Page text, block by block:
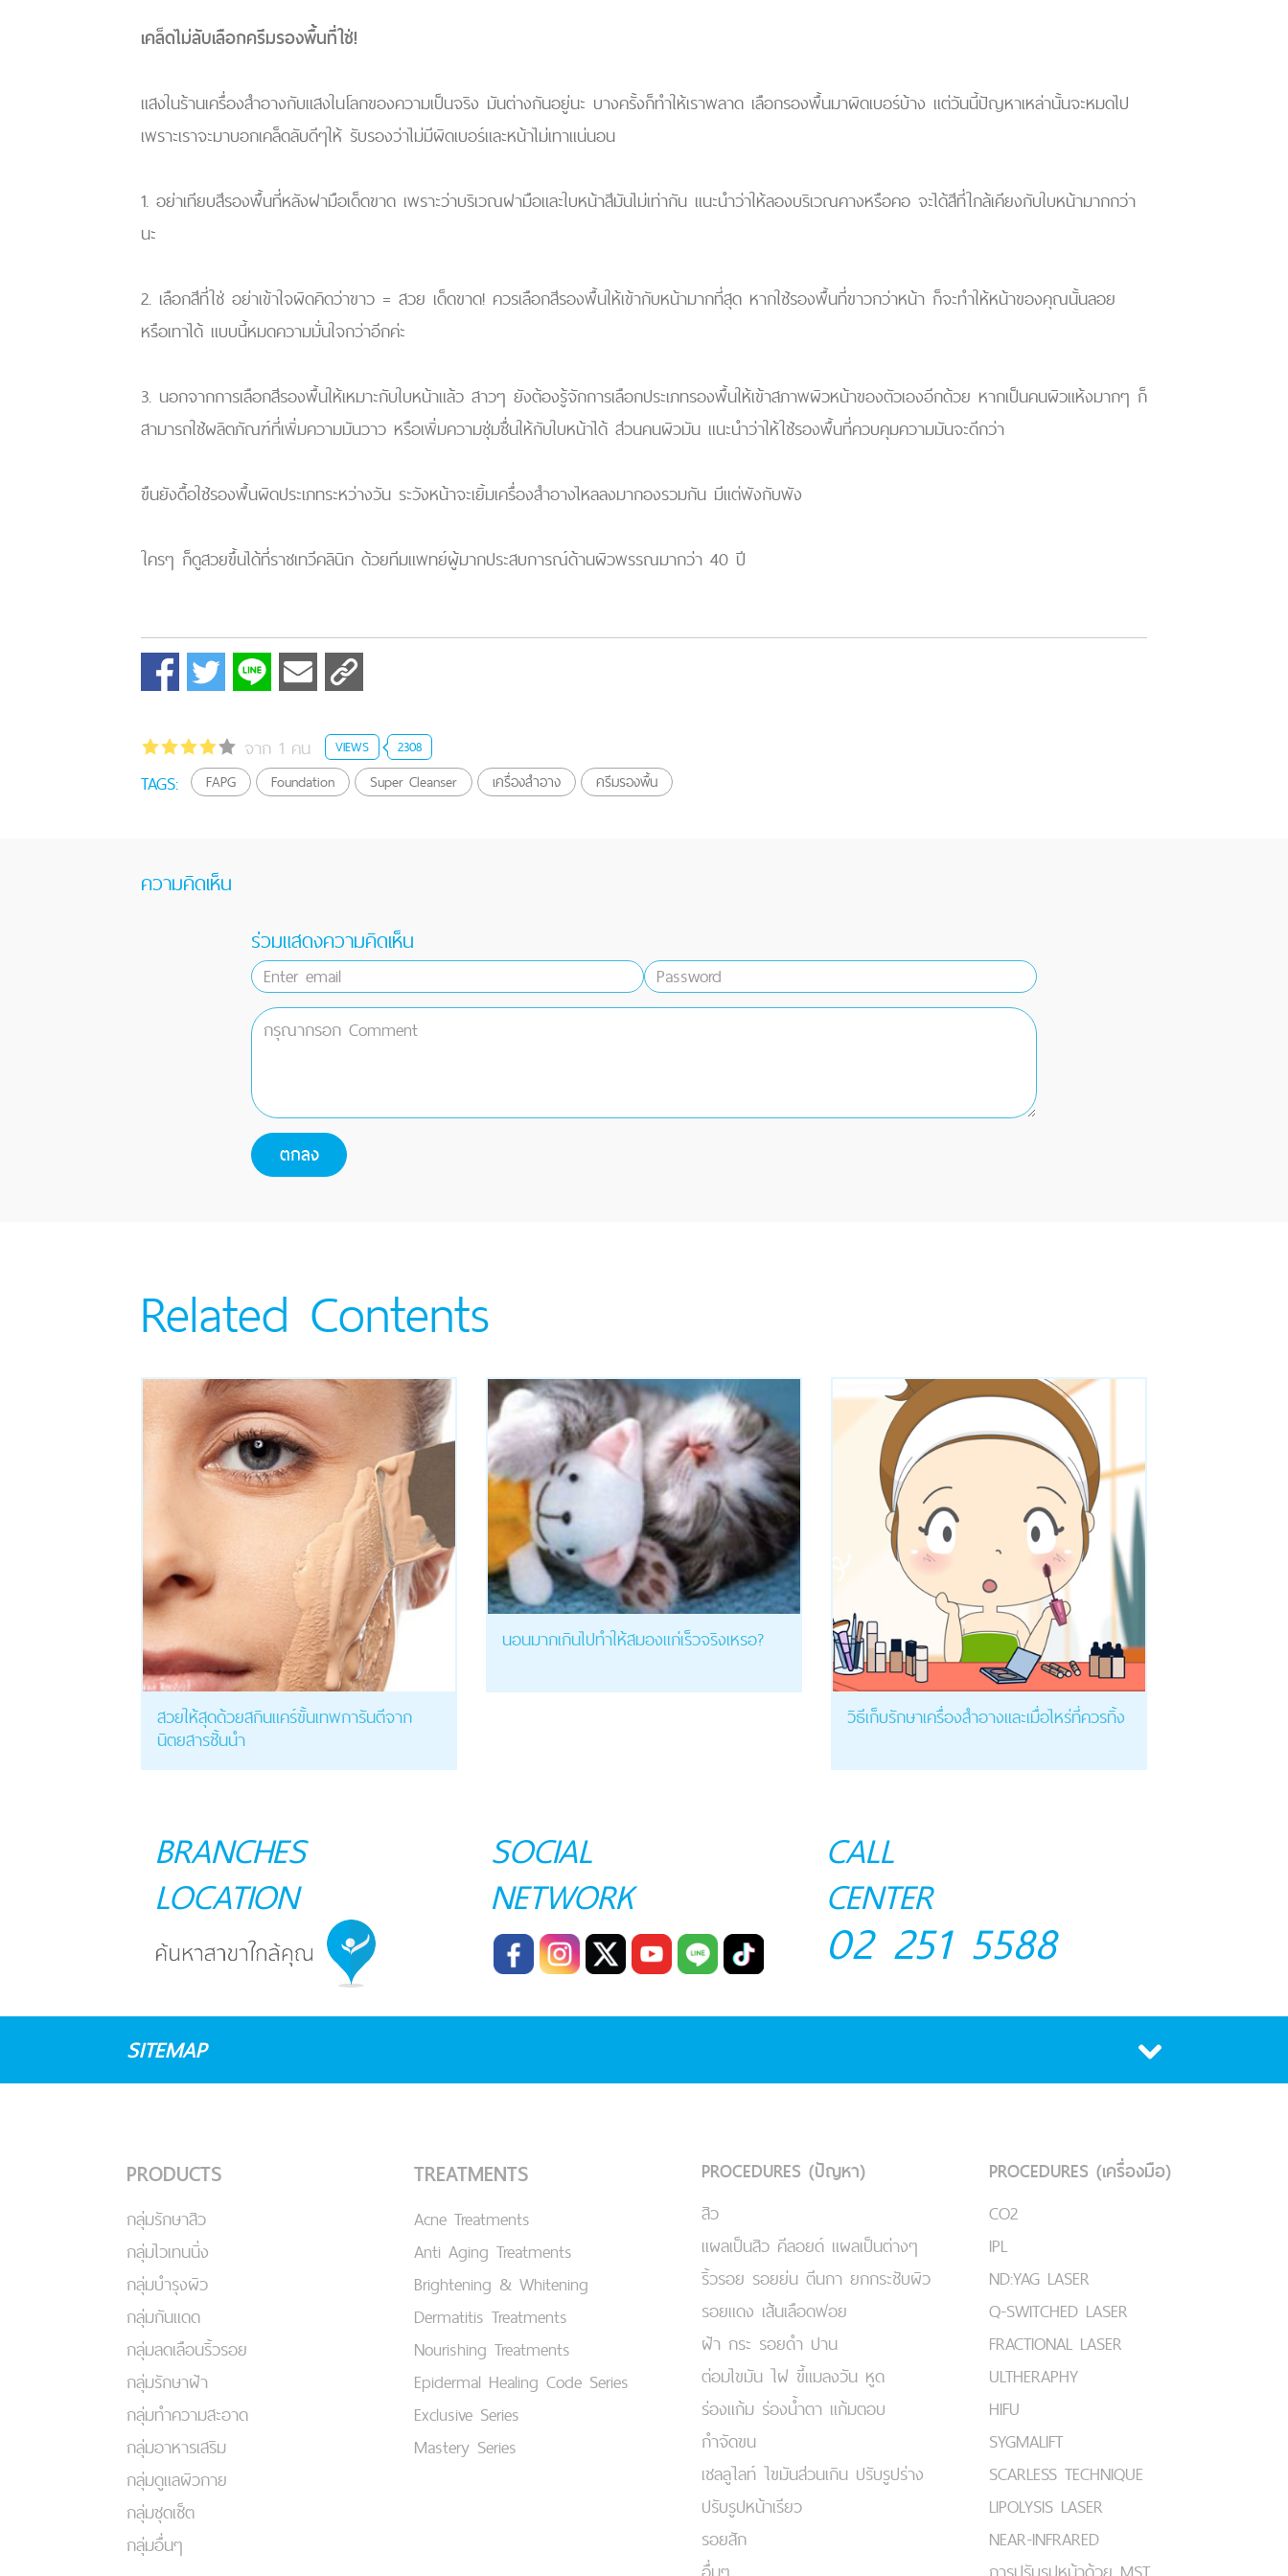
เคล็ดไม่ลับเลือกครีมรองพื้นที่ใช่!
แสงในร้านเครื่องสำอางกับแสงในโลกของความเป็นจริง มันต่างกันอยู่นะ บางครั้งก็ทำให้เราพลาด เลือกรองพื้นมาผิดเบอร์บ้าง แต่วันนี้ปัญหาเหล่านั้นจะหมดไป
เพราะเราจะมาบอกเคล็ดลับดีๆให้ รับรองว่าไม่มีผิดเบอร์และหน้าไม่เทาแน่นอน
1. อย่าเทียบสีรองพื้นที่หลังฝามือเด็ดขาด เพราะว่าบริเวณฝามือและใบหน้าสีมันไม่เท่ากัน แนะนำว่าให้ลองบริเวณคางหรือคอ จะได้สีที่ใกล้เคียงกับใบหน้ามากกว่า
นะ
2. เลือกสีที่ใช่ อย่าเข้าใจผิดคิดว่าขาว = สวย เด็ดขาด! ควรเลือกสีรองพื้นให้เข้ากับหน้ามากที่สุด หากใช้รองพื้นที่ขาวกว่าหน้า ก็จะทำให้หน้าของคุณนั้นลอย
หรือเทาได้ แบบนี้หมดความมั่นใจกว่าอีกค่ะ
3. นอกจากการเลือกสีรองพื้นให้เหมาะกับใบหน้าแล้ว สาวๆ ยังต้องรู้จักการเลือกประเภทรองพื้นให้เข้าสภาพผิวหน้าของตัวเองอีกด้วย หากเป็นคนผิวแห้งมากๆ ก็
สามารถใช้ผลิตภัณฑ์ที่เพิ่มความมันวาว หรือเพิ่มความชุ่มชื่นให้กับใบหน้าได้ ส่วนคนผิวมัน แนะนำว่าให้ใช้รองพื้นที่ควบคุมความมันจะดีกว่า
ขืนยังดื้อใช้รองพื้นผิดประเภทระหว่างวัน ระวังหน้าจะเยิ้มเครื่องสำอางไหลลงมากองรวมกัน มีแต่พังกับพัง
ใครๆ ก็ดูสวยขึ้นได้ที่ราชเทวีคลินิก ด้วยทีมแพทย์ผู้มากประสบการณ์ด้านผิวพรรณมากว่า 40 ปี
จาก 1 คน VIEWS 2308
TAGS: FAPG Foundation Super Cleanser เครื่องสำอาง ครีมรองพื้น
ความคิดเห็น
ร่วมแสดงความคิดเห็น
Related Contents
สวยให้สุดด้วยสกินแคร์ขั้นเทพการันตีจาก
นิตยสารชั้นนำ
นอนมากเกินไปทำให้สมองแก่เร็วจริงเหรอ?
วิธีเก็บรักษาเครื่องสำอางและเมื่อไหร่ที่ควรทิ้ง
BRANCHES
LOCATION
SOCIAL
NETWORK
CALL
CENTER
02 251 5588
SITEMAP
PRODUCTS
กลุ่มรักษาสิว
กลุ่มไวเทนนิ่ง
กลุ่มบำรุงผิว
กลุ่มกันแดด
กลุ่มลดเลือนริ้วรอย
กลุ่มรักษาฝ้า
กลุ่มทำความสะอาด
กลุ่มอาหารเสริม
กลุ่มดูแลผิวกาย
กลุ่มชุดเซ็ต
กลุ่มอื่นๆ
TREATMENTS
Acne Treatments
Anti Aging Treatments
Brightening & Whitening
Dermatitis Treatments
Nourishing Treatments
Epidermal Healing Code Series
Exclusive Series
Mastery Series
PROCEDURES (ปัญหา)
สิว
แผลเป็นสิว คีลอยด์ แผลเป็นต่างๆ
ริ้วรอย รอยย่น ตีนกา ยกกระชับผิว
รอยแดง เส้นเลือดฟอย
ฝ้า กระ รอยดำ ปาน
ต่อมไขมัน ไฝ ขี้แมลงวัน หูด
ร่องแก้ม ร่องน้ำตา แก้มตอบ
กำจัดขน
เชลลูไลท์ ไขมันส่วนเกิน ปรับรูปร่าง
ปรับรูปหน้าเรียว
รอยสัก
PROCEDURES (เครื่องมือ)
CO2
IPL
ND:YAG LASER
Q-SWITCHED LASER
FRACTIONAL LASER
ULTHERAPHY
HIFU
SYGMALIFT
SCARLESS TECHNIQUE
LIPOLYSIS LASER
NEAR-INFRARED